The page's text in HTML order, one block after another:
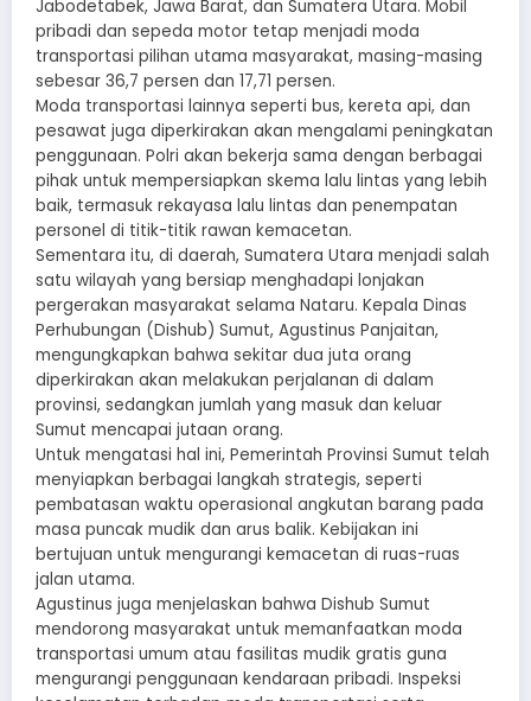
Jabodetabek, Jawa Barat, dan Sumatera Utara. Mobil
pribadi dan sepeda motor tetap menjadi moda
transportasi pilihan utama masyarakat, masing-masing
sebesar 36,7 persen dan 17,71 persen.
Moda transportasi lainnya seperti bus, kereta api, dan
pesawat juga diperkirakan akan mengalami peningkatan
penggunaan. Polri akan bekerja sama dengan berbagai
pihak untuk mempersiapkan skema lalu lintas yang lebih
baik, termasuk rekayasa lalu lintas dan penempatan
personel di titik-titik rawan kemacetan.
Sementara itu, di daerah, Sumatera Utara menjadi salah
satu wilayah yang bersiap menghadapi lonjakan
pergerakan masyarakat selama Nataru. Kepala Dinas
Perhubungan (Dishub) Sumut, Agustinus Panjaitan,
mengungkapkan bahwa sekitar dua juta orang
diperkirakan akan melakukan perjalanan di dalam
provinsi, sedangkan jumlah yang masuk dan keluar
Sumut mencapai jutaan orang.
Untuk mengatasi hal ini, Pemerintah Provinsi Sumut telah
menyiapkan berbagai langkah strategis, seperti
pembatasan waktu operasional angkutan barang pada
masa puncak mudik dan arus balik. Kebijakan ini
bertujuan untuk mengurangi kemacetan di ruas-ruas
jalan utama.
Agustinus juga menjelaskan bahwa Dishub Sumut
mendorong masyarakat untuk memanfaatkan moda
transportasi umum atau fasilitas mudik gratis guna
mengurangi penggunaan kendaraan pribadi. Inspeksi